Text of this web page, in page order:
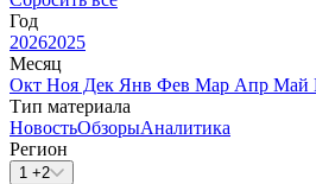
Год
20262025
Месяц
Окт Ноя Дек Янв Фев Мар Апр Май
Тип материала
НовостьОбзорыАналитика
Регион
1 +2